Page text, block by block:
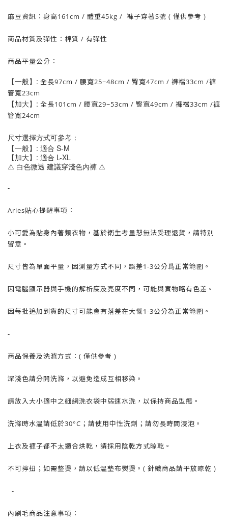
麻豆資訊： 身高161cm / 體重45kg / 褲子穿著S號 ( 僅供參考 )
商品材質及彈性：棉質 / 有彈性
商品平量公分：
【一般】: 全長97cm / 腰寬25~48cm / 臀寬47cm / 褲襠33cm /褲
管寬23cm
【加大】: 全長101cm / 腰寬29~53cm / 臀寬49cm / 褲襠33cm /褲
管寬24cm
尺寸選擇方式可參考：
【一般】: 適合 S-M
【加大】: 適合 L-XL
⚠️ 白色微透 建議穿淺色內褲 ⚠️
-
Aries貼心提醒事項：
小可愛為貼身內著類衣物，基於衛生考量恕無法受理退貨，請特別
留意。
尺寸皆為單面平量，因測量方式不同，誤差1-3公分爲正常範圍。
因電腦顯示器與手機的解析度及亮度不同，可能與實物略有色差。
因每批追加到貨的尺寸可能會有落差在大慨1-3公分為正常範圍。
-
商品保養及洗滌方式：( 僅供參考 )
深淺色請分開洗滌，以避免造成互相移染。
請放入大小適中之細網洗衣袋中弱速水洗，以保持商品型態。
洗滌時水溫請低於30°C；請使用中性洗劑；請勿長時間浸泡。
上衣及褲子都不太適合烘乾，請採用陰乾方式晾乾。
不可擰扭；如需整燙，請以低溫墊布熨燙。( 針織商品請平放晾乾 )
-
內刷毛商品注意事項：